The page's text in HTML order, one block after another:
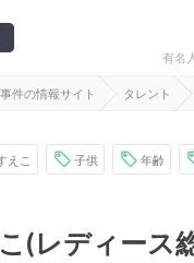
有名
件の情報サイト タレント
えこ 子供 年齢
(レディース